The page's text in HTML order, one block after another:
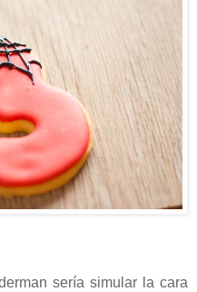
sería simular la cara